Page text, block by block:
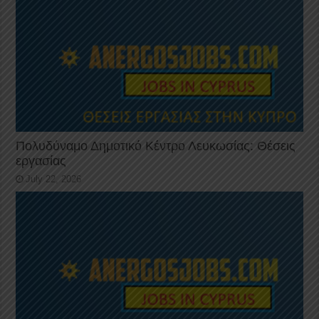
Πολυδύναμο Δημοτικό Κέντρο Λευκωσίας: Θέσεις
εργασίας
July 22, 2026